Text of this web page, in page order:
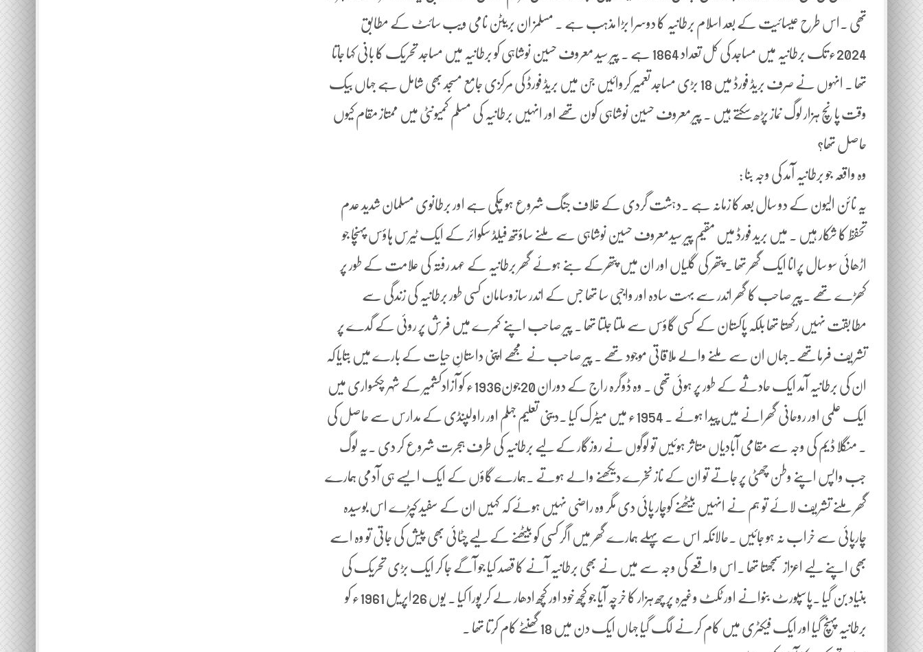
تھی ۔اس طرح عیسائیت کے بعد اسلام برطانیہ کا دوسرا بڑا مذہب ہے ۔ مسلمز ان بریٹن نامی ویب سائٹ کے مطابق
2024ء تک برطانیہ میں مساجد کی کل تعداد 1864 ہے ۔ پیر سید معروف حسین نوشاہی کو برطانیہ میں مساجد تحریک کا بانی کہا جاتا
تھا ۔ انہوں نے صرف بریڈ فورڈ میں 18 بڑی مساجد تعمیر کروائیں جن میں بریڈ فورڈ کی مرکزی جامع مسجد بھی شامل ہے جہاں بیک
وقت پانچ ہزار لوگ نماز پڑھ سکتے ہیں ۔ پیر معروف حسین نوشاہی کون تھے اور انہیں برطانیہ کی مسلم کمیونٹی میں ممتاز مقام کیوں
حاصل تھا؟
وہ واقعہ جو برطانیہ آمد کی وجہ بنا :
یہ نائن الیون کے دو سال بعد کا زمانہ ہے ۔دہشت گردی کے خلاف جنگ شروع ہو چکی ہے اور برطانوی مسلمان شدید عدم
تحفظ کا شکار ہیں ۔ میں برید فورڈ میں مقیم پیر سیدمعروف حسین نوشاہی سے ملنے ساؤتھ فیلڈ سکوائر کے ایک ٹیرس ہاؤس پہنچا جو
اڑھائی سو سال پرانا ایک گھر تھا ۔پتھر کی گلیاں اور ان میں پتھرکے بنے ہوئے گھر برطانیہ کے عہد رفتہ کی علامت کے طور پر
کھڑے تھے ۔پیر صاحب کا گھر اندر سے بہت سادہ اور واجبی سا تھا جس کے اندر سازوسامان کسی طور برطانیہ کی زندگی سے
مطابقت نہیں رکھتا تھا بلکہ پاکستان کے کسی گاؤس سے ملتا جلتا تھا ۔ پیر صاحب اپنے کمرے میں فرش پر روئی کے گدے پر
تشریف فرماتھے۔جہاں ان سے ملنے والے ملاقاتی موجود تھے ۔ پیر صاحب نے مجھے اپنی داستانِ حیات کے بارے میں بتایا کہ
ان کی برطانیہ آمد ایک حادثے کے طور پر ہوئی تھی ۔ وہ ڈوگرہ راج کے دوران 20جون1936ء کو آزادکشمیر کے شہر چکسواری میں
ایک علمی اور روحانی گھرانے میں پیدا ہوئے ۔ 1954ء میں میٹرک کیا ۔دینی تعلیم جہلم اور راولپنڈی کے مدارس سے حاصل کی
۔ منگلا ڈیم کی وجہ سے مقامی آبادیاں متاثر ہوئیں تو لوگوں نے روزگار کے لیے برطانیہ کی طرف ہجرت شروع کر دی ۔یہ لوگ
جب واپس اپنے وطن چھٹی پر جاتے تو ان کے ناز نخرے دیکھنے والے ہوتے ۔ہمارے گاؤں کے ایک ایسے ہی آدمی ہمارے
گھر ملنے تشریف لائے تو ہم نے انہیں بیٹھنے کوچار پائی دی مگر وہ راضی نہیں ہوئے کہ کہیں ان کے سفید کپڑے اس بوسیدہ
چارپائی سے خراب نہ ہو جائیں ۔حالانکہ اس سے پہلے ہمارے گھر میں اگر کسی کو بیٹھنے کے لیے چٹائی بھی پیش کی جاتی تو وہ اسے
بھی اپنے لیے اعزاز سمجھتا تھا ۔اس واقعے کی وجہ سے میں نے بھی برطانیہ آنے کا قصد کیا جو آگے جا کر ایک بڑی تحریک کی
بنیاد بن گیا ۔پاسپورٹ بنوانے اور ٹکٹ وغیرہ پر چھ ہزار کا خرچہ آیا جو کچھ خود اور کچھ ادھار لے کر پورا کیا ۔ یوں 26اپریل 1961ء کو
برطانیہ پہنچ گیا اور ایک فیکٹری میں کام کرنے لگ گیا جہاں ایک دن میں 18 گھنٹے کام کرتا تھا ۔